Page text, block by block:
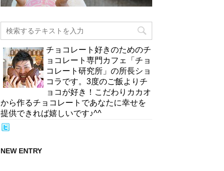
チョコレート好きのためのチ
ョコレート専門カフェ「チョ
コレート研究所」の所長ショ
コラです。3度のご飯よりチ
ョコが好き！こだわりカカオ
から作るチョコレートであなたに幸せを
提供できれば嬉しいです♪^^
NEW ENTRY